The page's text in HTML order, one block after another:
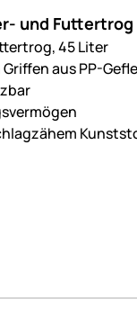
und
45 Liter
aus PP-